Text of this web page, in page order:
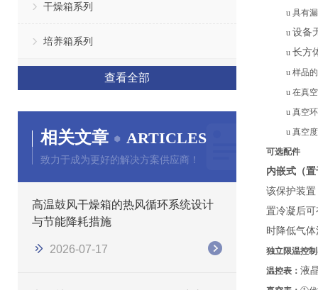
干燥箱系列
培养箱系列
查看全部
相关文章 ARTICLES
致力于成为更好的解决方案供应商！
高温鼓风干燥箱的热风循环系统设计
与节能降耗措施
2026-07-17
u 具有
u 设备
u 长方
u 样品
u 在真
u 真空
u 真空
可选配件
内嵌式（
该保护装
置冷凝后
时降低气
独立限温控
温控表： 液